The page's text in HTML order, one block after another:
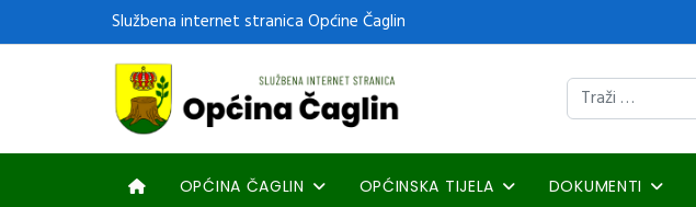
Službena internet stranica Općine Čaglin
OPĆINA ČAGLIN OPĆINSKA TIJELA DOKUMENTI